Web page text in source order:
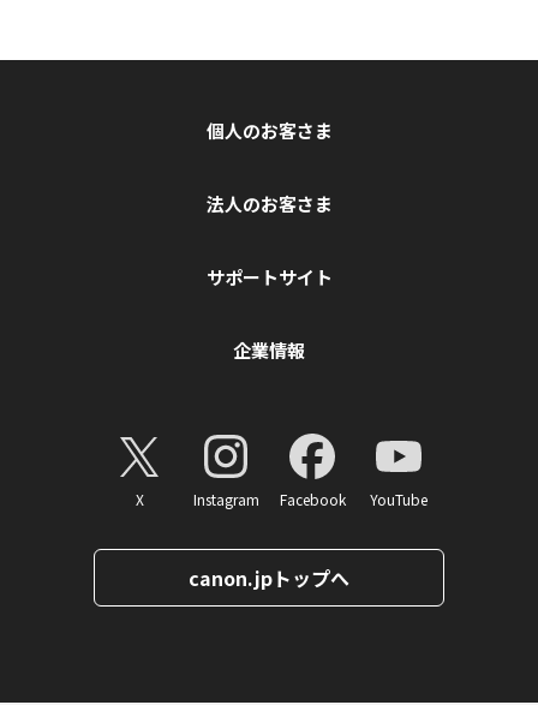
個人のお客さま
法人のお客さま
サポートサイト
企業情報
X Instagram Facebook YouTube
canon.jpトップへ